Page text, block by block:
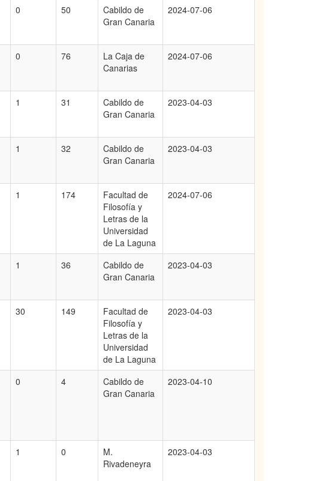
0 50
Cabildo de
Gran Canaria
2024-07-06
0 76
La Caja de
Canarias
2024-07-06
1 31
Cabildo de
Gran Canaria
2023-04-03
1 32
Cabildo de
Gran Canaria
2023-04-03
1 174
Facultad de
Filosofía y
Letras de la
Universidad
de La Laguna
2024-07-06
1 36
Cabildo de
Gran Canaria
2023-04-03
30 149
Facultad de
Filosofía y
Letras de la
Universidad
de La Laguna
2023-04-03
0 4
Cabildo de
Gran Canaria
2023-04-10
1 0
M.
Rivadeneyra
2023-04-03